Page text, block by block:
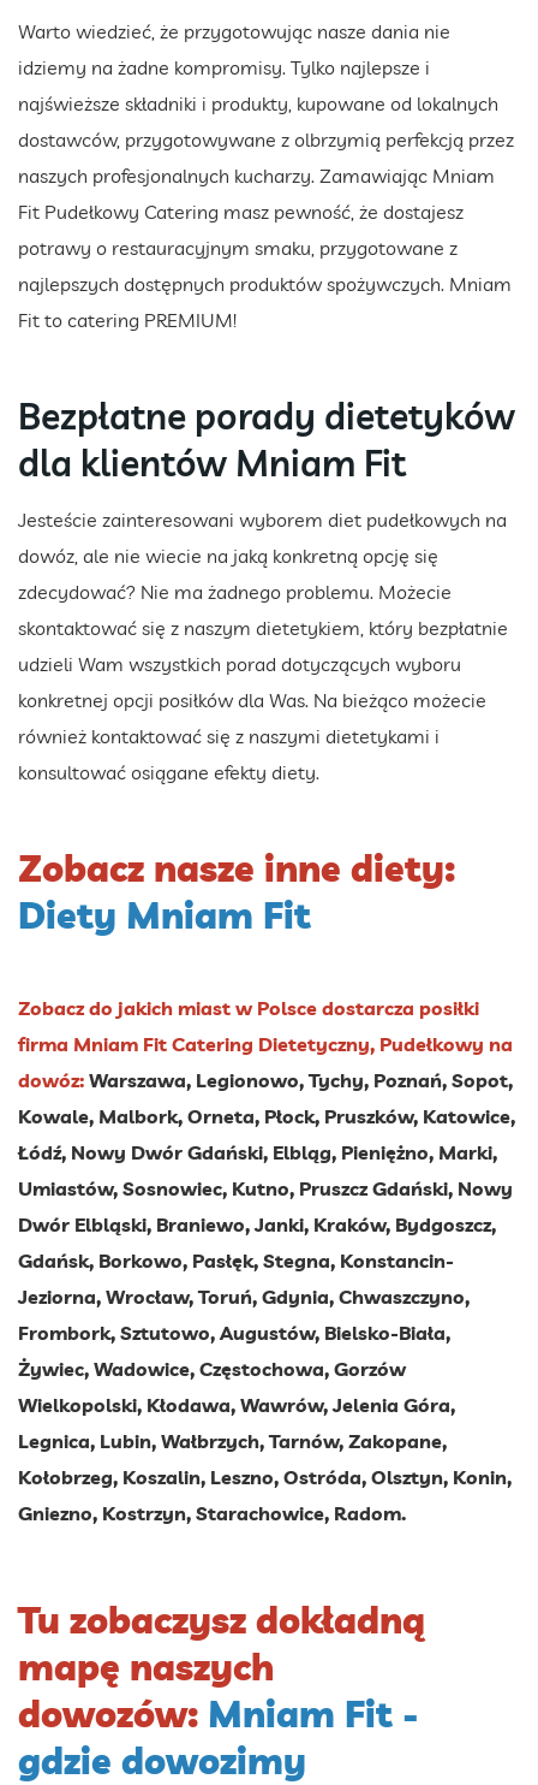
Warto wiedzieć, że przygotowując nasze dania nie
idziemy na żadne kompromisy. Tylko najlepsze i
najświeższe składniki i produkty, kupowane od lokalnych
dostawców, przygotowywane z olbrzymią perfekcją przez
naszych profesjonalnych kucharzy. Zamawiając Mniam
Fit Pudełkowy Catering masz pewność, że dostajesz
potrawy o restauracyjnym smaku, przygotowane z
najlepszych dostępnych produktów spożywczych. Mniam
Fit to catering PREMIUM!
Bezpłatne porady dietetyków
dla klientów Mniam Fit
Jesteście zainteresowani wyborem diet pudełkowych na
dowóz, ale nie wiecie na jaką konkretną opcję się
zdecydować? Nie ma żadnego problemu. Możecie
skontaktować się z naszym dietetykiem, który bezpłatnie
udzieli Wam wszystkich porad dotyczących wyboru
konkretnej opcji posiłków dla Was. Na bieżąco możecie
również kontaktować się z naszymi dietetykami i
konsultować osiągane efekty diety.
Zobacz nasze inne diety:
Diety Mniam Fit
Zobacz do jakich miast w Polsce dostarcza posiłki
firma Mniam Fit Catering Dietetyczny, Pudełkowy na
dowóz: Warszawa, Legionowo, Tychy, Poznań, Sopot,
Kowale, Malbork, Orneta, Płock, Pruszków, Katowice,
Łódź, Nowy Dwór Gdański, Elbląg, Pieniężno, Marki,
Umiastów, Sosnowiec, Kutno, Pruszcz Gdański, Nowy
Dwór Elbląski, Braniewo, Janki, Kraków, Bydgoszcz,
Gdańsk, Borkowo, Pasłęk, Stegna, Konstancin-
Jeziorna, Wrocław, Toruń, Gdynia, Chwaszczyno,
Frombork, Sztutowo, Augustów, Bielsko-Biała,
Żywiec, Wadowice, Częstochowa, Gorzów
Wielkopolski, Kłodawa, Wawrów, Jelenia Góra,
Legnica, Lubin, Wałbrzych, Tarnów, Zakopane,
Kołobrzeg, Koszalin, Leszno, Ostróda, Olsztyn, Konin,
Gniezno, Kostrzyn, Starachowice, Radom.
Tu zobaczysz dokładną
mapę naszych
dowozów: Mniam Fit -
gdzie dowozimy